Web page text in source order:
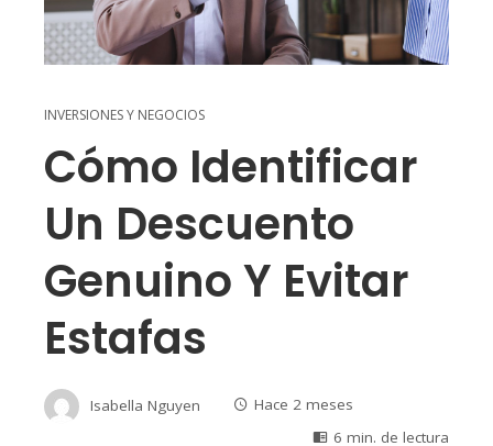
INVERSIONES Y NEGOCIOS
Cómo Identificar
Un Descuento
Genuino Y Evitar
Estafas
Isabella Nguyen
Hace 2 meses
6 min. de lectura